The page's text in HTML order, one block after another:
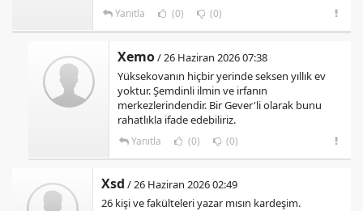
Yanıtla (0) (0)
Xemo/ 26 Haziran 2026 07:38
Yüksekovanın hiçbir yerinde seksen yıllık ev
yoktur. Şemdinli ilmin ve irfanın
merkezlerindendir. Bir Gever'li olarak bunu
rahatlıkla ifade edebiliriz.
Yanıtla (0) (0)
Xsd / 26 Haziran 2026 02:49
26 kişi ve fakülteleri yazar mısın kardeşim.